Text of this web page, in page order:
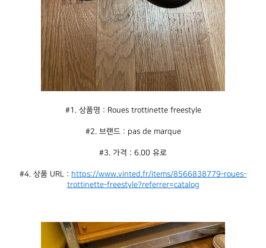
#1. 상품명 : Roues trottinette freestyle
#2. 브랜드 : pas de marque
#3. 가격 : 6.00 유로
#4. 상품 URL : https://www.vinted.fr/items/8566838779-roues-
trottinette-freestyle?referrer=catalog